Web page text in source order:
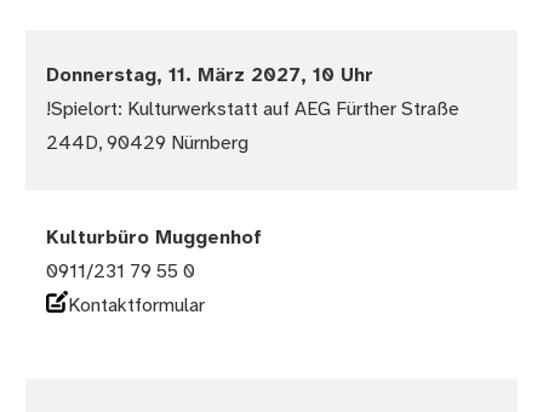
Donnerstag, 11. März 2027, 10 Uhr
!Spielort: Kulturwerkstatt auf AEG Fürther Straße
244D, 90429 Nürnberg
Kulturbüro Muggenhof
0911/231 79 55 0
Kontaktformular